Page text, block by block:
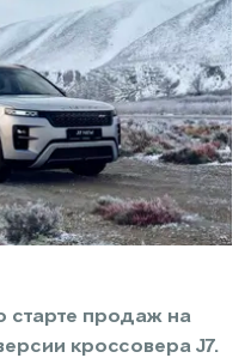
старте продаж на
кроссовера J7.